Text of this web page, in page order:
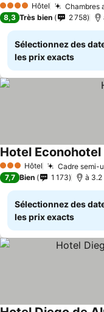
4 Étoiles Hôtel Chambres
8,3 Très bien 2 758
Sélectionnez des
les prix exacts
3 ÉtoilesHôtel Cadre semi-
Hotel Econohotel
7,7 Bien 1 173 à 3.2
Sélectionnez des
les prix exacts